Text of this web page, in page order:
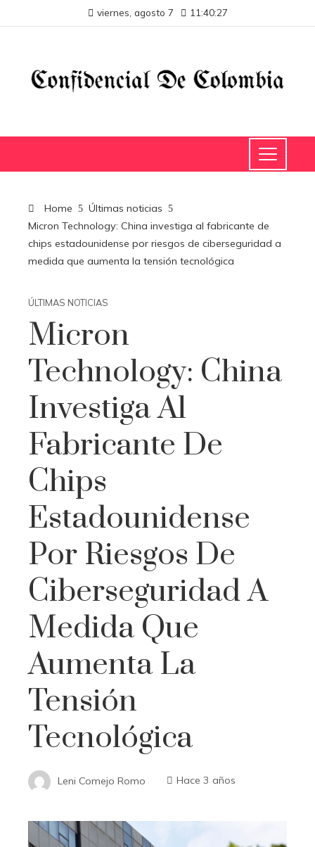
viernes, agosto 7 11:40:27
Home
Últimas noticias
Micron Technology: China investiga al fabricante de
chips estadounidense por riesgos de ciberseguridad a
medida que aumenta la tensión tecnológica
ÚLTIMAS NOTICIAS
Micron
Technology: China
Investiga Al
Fabricante De
Chips
Estadounidense
Por Riesgos De
Ciberseguridad A
Medida Que
Aumenta La
Tensión
Tecnológica
Leni Comejo Romo Hace 3 años